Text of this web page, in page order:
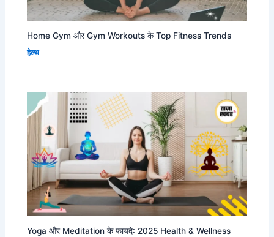
Home Gym और Gym Workouts के Top Fitness Trends
हेल्थ
Yoga और Meditation के फायदे: 2025 Health & Wellness